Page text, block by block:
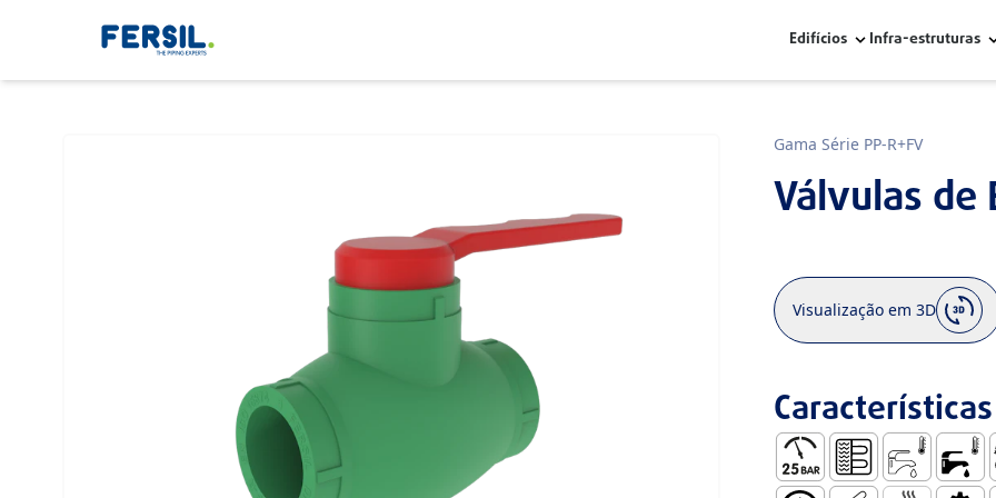
Edifícios Infra-estruturas
Gama Série PP-R+FV
Válvulas de
Visualização em 3D
Características